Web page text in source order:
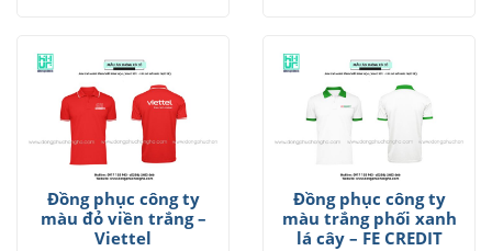
Đồng phục công ty
màu đỏ viền trắng –
Viettel
Đồng phục công ty
màu trắng phối xanh
lá cây – FE CREDIT